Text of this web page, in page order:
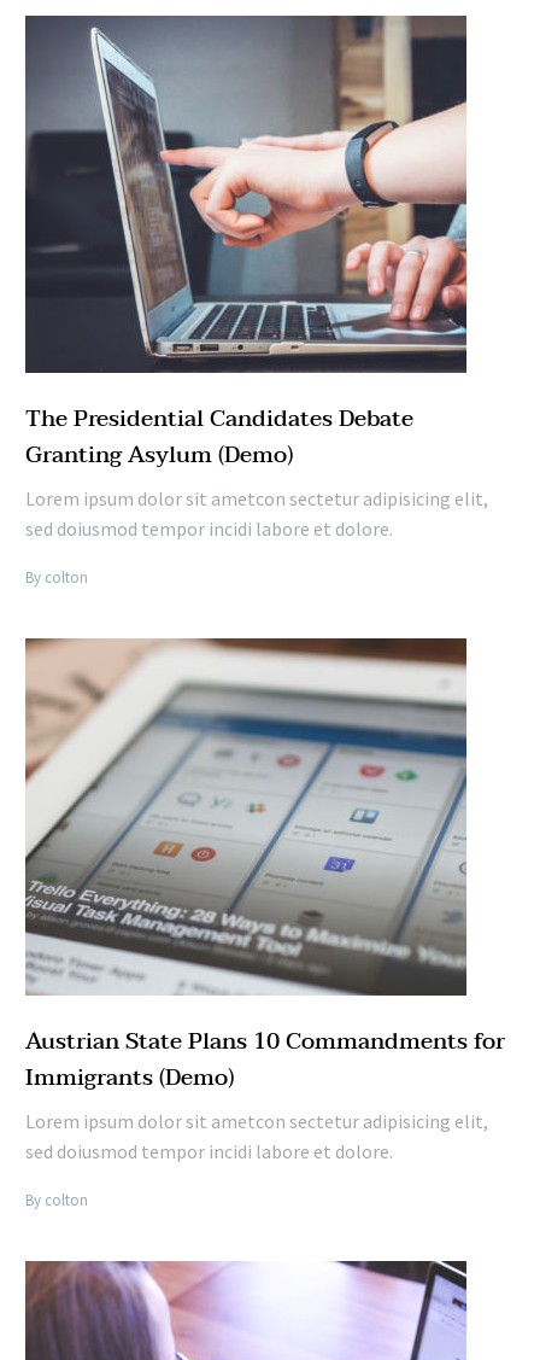
The Presidential Candidates Debate
Granting Asylum (Demo)
Lorem ipsum dolor sit ametcon sectetur adipisicing elit,
sed doiusmod tempor incidi labore et dolore.
By colton
Austrian State Plans 10 Commandments for
Immigrants (Demo)
Lorem ipsum dolor sit ametcon sectetur adipisicing elit,
sed doiusmod tempor incidi labore et dolore.
By colton